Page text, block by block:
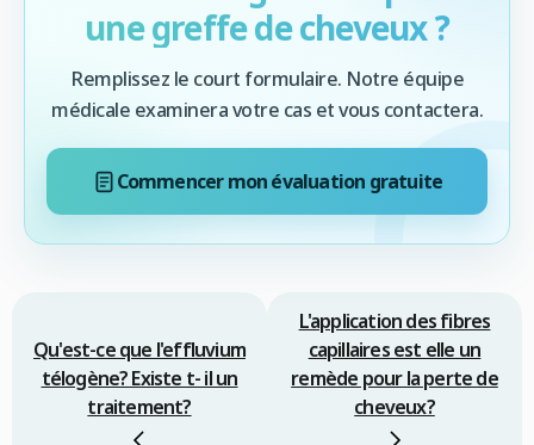
une greffe de cheveux ?
Remplissez le court formulaire. Notre équipe
médicale examinera votre cas et vous contactera.
Commencer mon évaluation gratuite
Qu'est-ce que l'effluvium
télogène? Existe t- il un
traitement?
L'application des fibres
capillaires est elle un
remède pour la perte de
cheveux?